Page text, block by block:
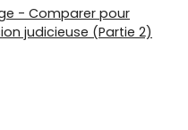
- Comparer pour
judicieuse (Partie 2)